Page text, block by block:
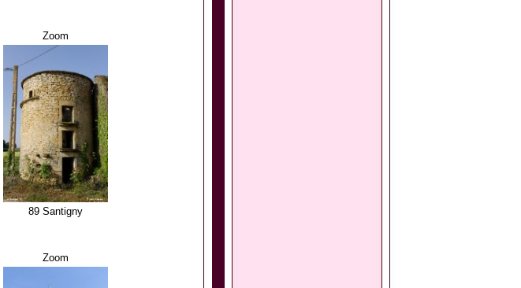
Zoom
89 Santigny
Zoom